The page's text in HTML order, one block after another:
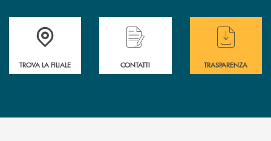
Accedi all' elenco completo delle filiali di BCC Barlassina.
TROVA LA FILIALE
Hai bisogno di assistenza immediata ?
CONTATTI
Hai bisogno di
TRASPARENZA